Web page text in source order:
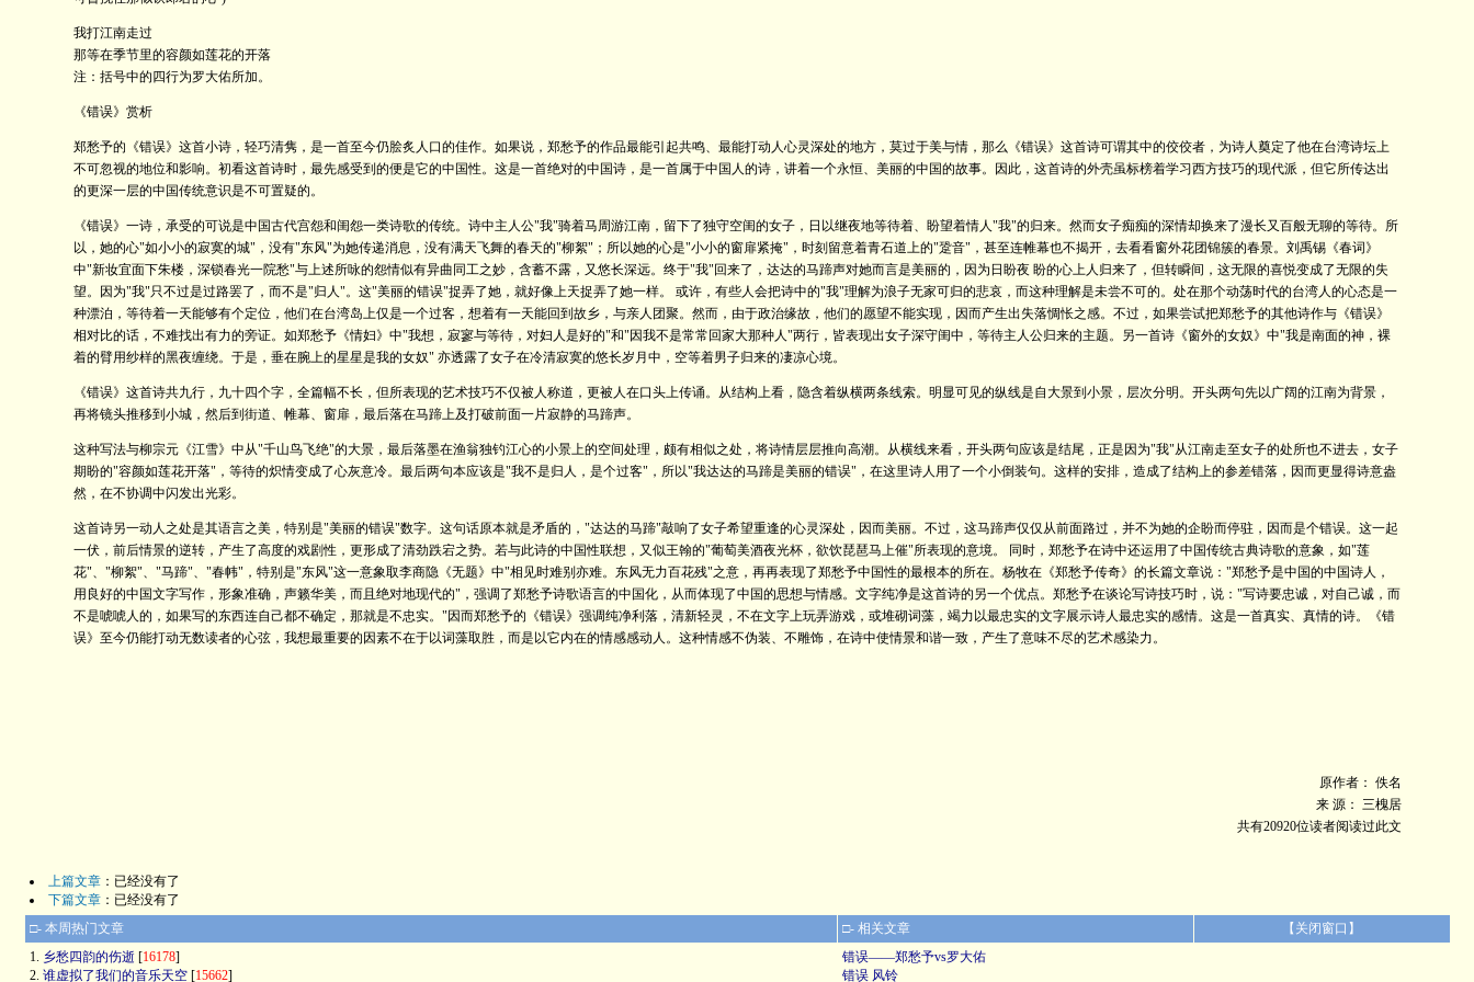
我打江南走过
那等在季节里的容颜如莲花的开落
注：括号中的四行为罗大佑所加。
《错误》赏析
郑愁予的《错误》这首小诗，轻巧清隽，是一首至今仍脍炙人口的佳作。如果说，郑愁予的作品最能引起共鸣、最能打动人心灵深处的地方，莫过于美与情，那么《错误》这首诗可谓其中的佼佼者，为诗人奠定了他在台湾诗坛上
不可忽视的地位和影响。初看这首诗时，最先感受到的便是它的中国性。这是一首绝对的中国诗，是一首属于中国人的诗，讲着一个永恒、美丽的中国的故事。因此，这首诗的外壳虽标榜着学习西方技巧的现代派，但它所传达出
的更深一层的中国传统意识是不可置疑的。
《错误》一诗，承受的可说是中国古代宫怨和闺怨一类诗歌的传统。诗中主人公"我"骑着马周游江南，留下了独守空闺的女子，日以继夜地等待着、盼望着情人"我"的归来。然而女子痴痴的深情却换来了漫长又百般无聊的等待。所
以，她的心"如小小的寂寞的城"，没有"东风"为她传递消息，没有满天飞舞的春天的"柳絮"；所以她的心是"小小的窗扉紧掩"，时刻留意着青石道上的"跫音"，甚至连帷幕也不揭开，去看看窗外花团锦簇的春景。刘禹锡《春词》
中"新妆宜面下朱楼，深锁春光一院愁"与上述所咏的怨情似有异曲同工之妙，含蓄不露，又悠长深远。终于"我"回来了，达达的马蹄声对她而言是美丽的，因为日盼夜 盼的心上人归来了，但转瞬间，这无限的喜悦变成了无限的失
望。因为"我"只不过是过路罢了，而不是"归人"。这"美丽的错误"捉弄了她，就好像上天捉弄了她一样。 或许，有些人会把诗中的"我"理解为浪子无家可归的悲哀，而这种理解是未尝不可的。处在那个动荡时代的台湾人的心态是一
种漂泊，等待着一天能够有个定位，他们在台湾岛上仅是一个过客，想着有一天能回到故乡，与亲人团聚。然而，由于政治缘故，他们的愿望不能实现，因而产生出失落惆怅之感。不过，如果尝试把郑愁予的其他诗作与《错误》
相对比的话，不难找出有力的旁证。如郑愁予《情妇》中"我想，寂寥与等待，对妇人是好的"和"因我不是常常回家大那种人"两行，皆表现出女子深守闺中，等待主人公归来的主题。另一首诗《窗外的女奴》中"我是南面的神，裸
着的臂用纱样的黑夜缠绕。于是，垂在腕上的星星是我的女奴" 亦透露了女子在冷清寂寞的悠长岁月中，空等着男子归来的凄凉心境。
《错误》这首诗共九行，九十四个字，全篇幅不长，但所表现的艺术技巧不仅被人称道，更被人在口头上传诵。从结构上看，隐含着纵横两条线索。明显可见的纵线是自大景到小景，层次分明。开头两句先以广阔的江南为背景，
再将镜头推移到小城，然后到街道、帷幕、窗扉，最后落在马蹄上及打破前面一片寂静的马蹄声。
这种写法与柳宗元《江雪》中从"千山鸟飞绝"的大景，最后落墨在渔翁独钓江心的小景上的空间处理，颇有相似之处，将诗情层层推向高潮。从横线来看，开头两句应该是结尾，正是因为"我"从江南走至女子的处所也不进去，女子
期盼的"容颜如莲花开落"，等待的炽情变成了心灰意冷。最后两句本应该是"我不是归人，是个过客"，所以"我达达的马蹄是美丽的错误"，在这里诗人用了一个小倒装句。这样的安排，造成了结构上的参差错落，因而更显得诗意盎
然，在不协调中闪发出光彩。
这首诗另一动人之处是其语言之美，特别是"美丽的错误"数字。这句话原本就是矛盾的，"达达的马蹄"敲响了女子希望重逢的心灵深处，因而美丽。不过，这马蹄声仅仅从前面路过，并不为她的企盼而停驻，因而是个错误。这一起
一伏，前后情景的逆转，产生了高度的戏剧性，更形成了清劲跌宕之势。若与此诗的中国性联想，又似王翰的"葡萄美酒夜光杯，欲饮琵琶马上催"所表现的意境。 同时，郑愁予在诗中还运用了中国传统古典诗歌的意象，如"莲
花"、"柳絮"、"马蹄"、"春帏"，特别是"东风"这一意象取李商隐《无题》中"相见时难别亦难。东风无力百花残"之意，再再表现了郑愁予中国性的最根本的所在。杨牧在《郑愁予传奇》的长篇文章说："郑愁予是中国的中国诗人，
用良好的中国文字写作，形象准确，声籁华美，而且绝对地现代的"，强调了郑愁予诗歌语言的中国化，从而体现了中国的思想与情感。文字纯净是这首诗的另一个优点。郑愁予在谈论写诗技巧时，说："写诗要忠诚，对自己诚，而
不是唬唬人的，如果写的东西连自己都不确定，那就是不忠实。"因而郑愁予的《错误》强调纯净利落，清新轻灵，不在文字上玩弄游戏，或堆砌词藻，竭力以最忠实的文字展示诗人最忠实的感情。这是一首真实、真情的诗。《错
误》至今仍能打动无数读者的心弦，我想最重要的因素不在于以词藻取胜，而是以它内在的情感感动人。这种情感不伪装、不雕饰，在诗中使情景和谐一致，产生了意味不尽的艺术感染力。
原作者： 佚名
来 源： 三槐居
共有20920位读者阅读过此文
上篇文章：已经没有了
下篇文章：已经没有了
□- 本周热门文章
□- 相关文章 【 关闭窗口 】
1. 乡愁四韵的伤逝 [16178]
2. 谁虚拟了我们的音乐天空 [15662]
错误——郑愁予vs罗大佑
错误 风铃